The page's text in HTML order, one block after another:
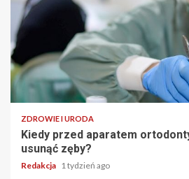
ZDROWIE I URODA
Kiedy przed aparatem
usunąć zęby?
Redakcja 1 tydzień ago